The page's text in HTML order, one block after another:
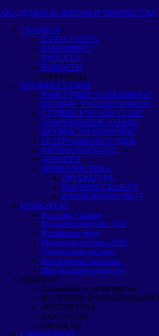
Пропустить
перейти
содержимому
АКАДЕМИЯ РАЗВИТИЯ И ТВОРЧЕСТВА
ГЛАВНАЯ
КАРТА САЙТА
ВАШ ЮРИСТ
ПРОЕКТЫ
НОВОСТИ
ПАРТНЕРЫ
КРУЖКИ/СТУДИИ
ИЗОСТУДИЯ “САМОЦВЕТЫ”
КРУЖОК “РУКОДЕЛЬНИЦА”
СТУДИЯ “ENGLISH CLUB”
СОВРЕМЕННЫЕ ТАНЦЫ
КРУЖОК “ПОЧЕМУЧКИ”
ТЕАТРАЛЬНАЯ СТУДИЯ
ФИТНЕС/ПИЛАТЕС
ЛОГОПЕД
ЖУРНАЛИСТИКА
ЛИТЕРАТУРА
ИНТЕРНЕТ-КАНАЛ
ЮНЫЙ ЖУРНАЛИСТ
КОНКУРСЫ
В гостях у сказки
Медиаперспектива 2020
Я помогаю миру
Медиаперспектива 2019
Cоциальная реклама
Калейдоскоп талантов
Моя будущая профессия
ДОБРО.РУ
Положение о волонтерстве
ВСТУПИТЬ В ОРГАНИЗАЦИЮ
ДОКУМЕНТЫ
ВАКАНСИИ
ПРОЕКТЫ